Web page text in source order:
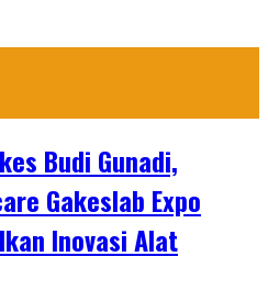
Budi Gunadi,
Gakeslab Expo
Inovasi Alat